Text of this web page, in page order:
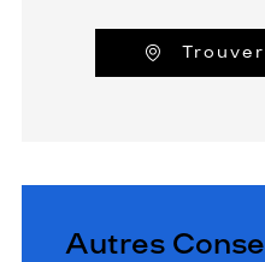
Autres